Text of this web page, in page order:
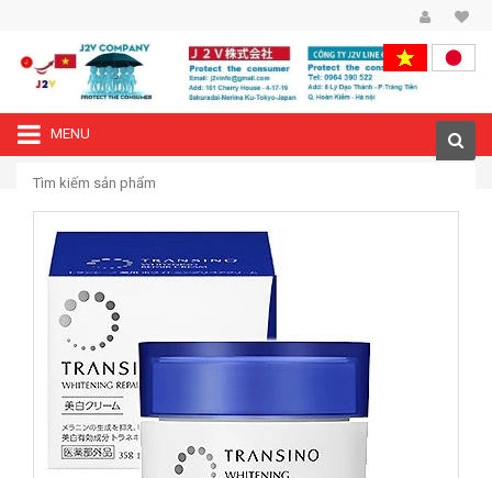
MENU
Kem dưỡng trắng Transino whitening repair cream 35g